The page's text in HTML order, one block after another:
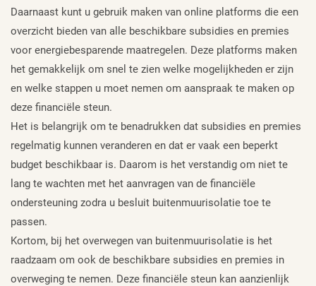
Daarnaast kunt u gebruik maken van online platforms die een
overzicht bieden van alle beschikbare subsidies en premies
voor energiebesparende maatregelen. Deze platforms maken
het gemakkelijk om snel te zien welke mogelijkheden er zijn
en welke stappen u moet nemen om aanspraak te maken op
deze financiële steun.
Het is belangrijk om te benadrukken dat subsidies en premies
regelmatig kunnen veranderen en dat er vaak een beperkt
budget beschikbaar is. Daarom is het verstandig om niet te
lang te wachten met het aanvragen van de financiële
ondersteuning zodra u besluit buitenmuurisolatie toe te
passen.
Kortom, bij het overwegen van buitenmuurisolatie is het
raadzaam om ook de beschikbare subsidies en premies in
overweging te nemen. Deze financiële steun kan aanzienlijk